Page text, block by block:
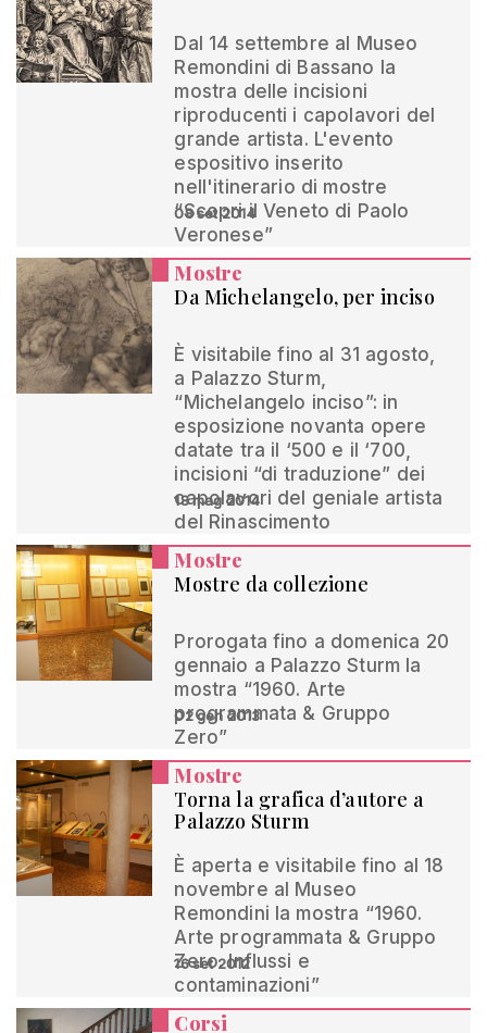
Dal 14 settembre al Museo
Remondini di Bassano la
mostra delle incisioni
riproducenti i capolavori del
grande artista. L'evento
espositivo inserito
nell'itinerario di mostre
“Scopri il Veneto di Paolo
Veronese”
08 set 2014
Mostre
Da Michelangelo, per inciso
È visitabile fino al 31 agosto,
a Palazzo Sturm,
“Michelangelo inciso”: in
esposizione novanta opere
datate tra il ‘500 e il ‘700,
incisioni “di traduzione” dei
capolavori del geniale artista
del Rinascimento
18 mag 2014
Mostre
Mostre da collezione
Prorogata fino a domenica 20
gennaio a Palazzo Sturm la
mostra “1960. Arte
programmata & Gruppo
Zero”
02 gen 2013
Mostre
Torna la grafica d’autore a
Palazzo Sturm
È aperta e visitabile fino al 18
novembre al Museo
Remondini la mostra “1960.
Arte programmata & Gruppo
Zero. Influssi e
contaminazioni”
16 set 2012
Corsi